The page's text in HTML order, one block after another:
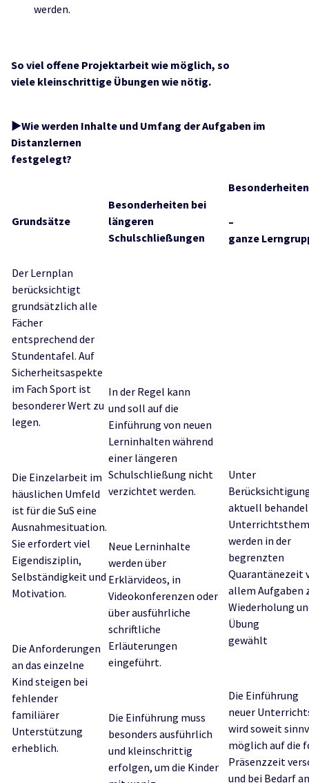
werden.
So viel offene Projektarbeit wie möglich, so
viele kleinschrittige Übungen wie nötig.
►Wie werden Inhalte und Umfang der Aufgaben im
Distanzlernen
festgelegt?
Grundsätze
Besonderheiten bei
längeren
Schulschließungen
–
ganze
Der Lernplan
berücksichtigt
grundsätzlich alle
Fächer
entsprechend der
Stundentafel. Auf
Sicherheitsaspekte
im Fach Sport ist
besonderer Wert zu
legen.
Die Einzelarbeit im
häuslichen Umfeld
ist für die SuS eine
Ausnahmesituation.
Sie erfordert viel
Eigendisziplin,
Selbständigkeit und
Motivation.
Die Anforderungen
an das einzelne
Kind steigen bei
fehlender
familiärer
Unterstützung
erheblich.
In der Regel kann
und soll auf die
Einführung von neuen
Lerninhalten während
einer längeren
Schulschließung nicht
verzichtet werden.
Neue Lerninhalte
werden über
Erklärvideos, in
Videokonferenzen oder
über ausführliche
schriftliche
Erläuterungen
eingeführt.
Die Einführung muss
besonders ausführlich
und kleinschrittig
erfolgen, um die Kinder
Unter
aktuell
werden in der
begrenzten
Quarantänezeit
allem Aufgaben
Wiederholung
Übung
gewählt
Die Einführung
neuer
wird soweit
möglich auf die
Präsenzzeit
und bei Bedarf